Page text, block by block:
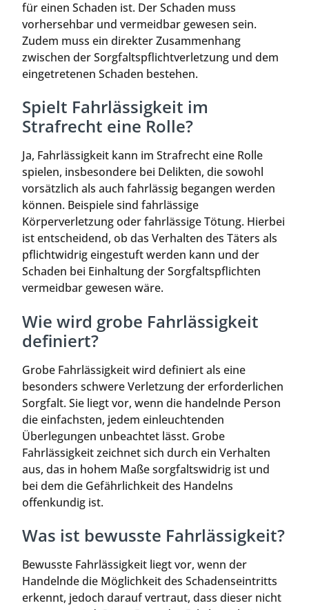
für einen Schaden ist. Der Schaden muss
vorhersehbar und vermeidbar gewesen sein.
Zudem muss ein direkter Zusammenhang
zwischen der Sorgfaltspflichtverletzung und dem
eingetretenen Schaden bestehen.
Spielt Fahrlässigkeit im
Strafrecht eine Rolle?
Ja, Fahrlässigkeit kann im Strafrecht eine Rolle
spielen, insbesondere bei Delikten, die sowohl
vorsätzlich als auch fahrlässig begangen werden
können. Beispiele sind fahrlässige
Körperverletzung oder fahrlässige Tötung. Hierbei
ist entscheidend, ob das Verhalten des Täters als
pflichtwidrig eingestuft werden kann und der
Schaden bei Einhaltung der Sorgfaltspflichten
vermeidbar gewesen wäre.
Wie wird grobe Fahrlässigkeit
definiert?
Grobe Fahrlässigkeit wird definiert als eine
besonders schwere Verletzung der erforderlichen
Sorgfalt. Sie liegt vor, wenn die handelnde Person
die einfachsten, jedem einleuchtenden
Überlegungen unbeachtet lässt. Grobe
Fahrlässigkeit zeichnet sich durch ein Verhalten
aus, das in hohem Maße sorgfaltswidrig ist und
bei dem die Gefährlichkeit des Handelns
offenkundig ist.
Was ist bewusste Fahrlässigkeit?
Bewusste Fahrlässigkeit liegt vor, wenn der
Handelnde die Möglichkeit des Schadenseintritts
erkennt, jedoch darauf vertraut, dass dieser nicht